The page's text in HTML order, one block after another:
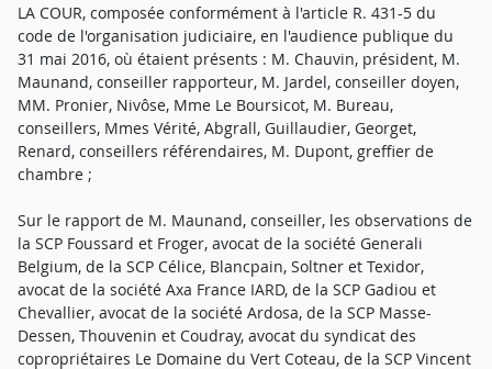
LA COUR, composée conformément à l'article R. 431-5 du
code de l'organisation judiciaire, en l'audience publique du
31 mai 2016, où étaient présents : M. Chauvin, président, M.
Maunand, conseiller rapporteur, M. Jardel, conseiller doyen,
MM. Pronier, Nivôse, Mme Le Boursicot, M. Bureau,
conseillers, Mmes Vérité, Abgrall, Guillaudier, Georget,
Renard, conseillers référendaires, M. Dupont, greffier de
chambre ;
Sur le rapport de M. Maunand, conseiller, les observations de
la SCP Foussard et Froger, avocat de la société Generali
Belgium, de la SCP Célice, Blancpain, Soltner et Texidor,
avocat de la société Axa France IARD, de la SCP Gadiou et
Chevallier, avocat de la société Ardosa, de la SCP Masse-
Dessen, Thouvenin et Coudray, avocat du syndicat des
copropriétaires Le Domaine du Vert Coteau, de la SCP Vincent